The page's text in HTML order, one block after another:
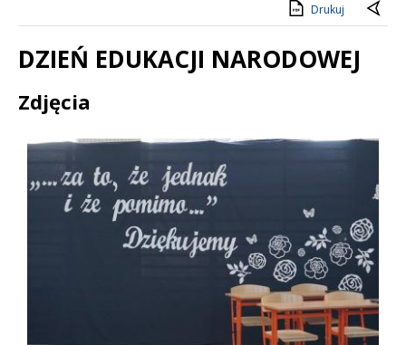
Drukuj
DZIEŃ EDUKACJI NARODOWEJ
Treść
Zdjęcia